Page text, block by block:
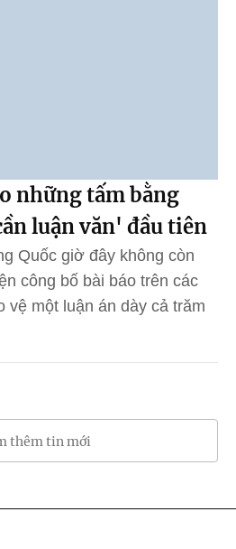
những tấm bằng
luận văn' đầu tiên
Quốc giờ đây không còn
công bố bài báo trên các
vệ một luận án dày cả trăm
thêm tin mới